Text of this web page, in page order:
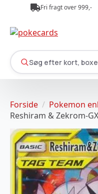
Fri fragt over 999,-
Søg efter kort,
Forside
Pokemon
Reshiram & Zekrom-